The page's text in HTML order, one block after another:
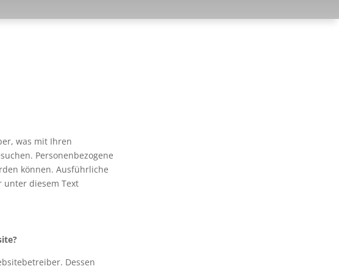
was mit Ihren
Personenbezogene
können. Ausführliche
unter diesem Text
Dessen